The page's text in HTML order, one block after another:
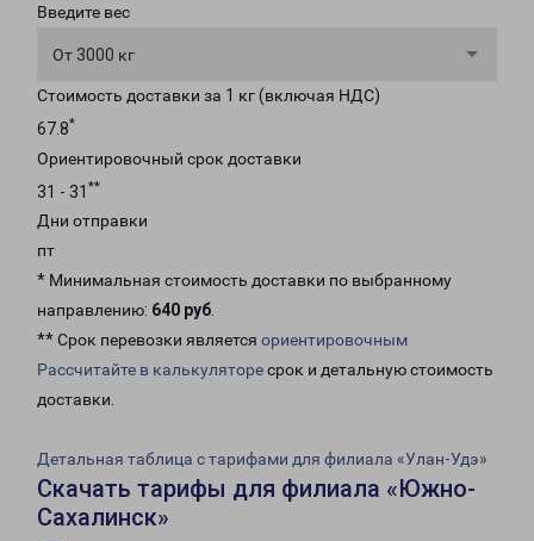
Введите вес
От 3000 кг
Стоимость доставки за 1 кг (включая НДС)
67.8*
Ориентировочный срок доставки
31 - 31 **
Дни отправки
пт
* Минимальная стоимость доставки по выбранному
направлению: 640 руб.
** Срок перевозки является ориентировочным
Рассчитайте в калькуляторесрок и детальную стоимость
доставки.
Детальная таблица с тарифами для филиала «Улан-Удэ»
Скачать тарифы для филиала «Южно-
Сахалинск»